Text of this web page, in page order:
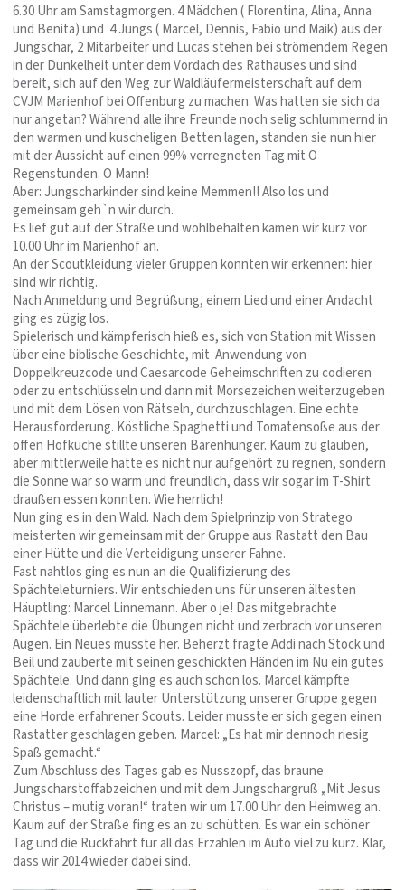
6.30 Uhr am Samstagmorgen. 4 Mädchen ( Florentina, Alina, Anna
und Benita) und 4 Jungs ( Marcel, Dennis, Fabio und Maik) aus der
Jungschar, 2 Mitarbeiter und Lucas stehen bei strömendem Regen
in der Dunkelheit unter dem Vordach des Rathauses und sind
bereit, sich auf den Weg zur Waldläufermeisterschaft auf dem
CVJM Marienhof bei Offenburg zu machen. Was hatten sie sich da
nur angetan? Während alle ihre Freunde noch selig schlummernd in
den warmen und kuscheligen Betten lagen, standen sie nun hier
mit der Aussicht auf einen 99% verregneten Tag mit O
Regenstunden. O Mann!
Aber: Jungscharkinder sind keine Memmen!! Also los und
gemeinsam geh`n wir durch.
Es lief gut auf der Straße und wohlbehalten kamen wir kurz vor
10.00 Uhr im Marienhof an.
An der Scoutkleidung vieler Gruppen konnten wir erkennen: hier
sind wir richtig.
Nach Anmeldung und Begrüßung, einem Lied und einer Andacht
ging es zügig los.
Spielerisch und kämpferisch hieß es, sich von Station mit Wissen
über eine biblische Geschichte, mit Anwendung von
Doppelkreuzcode und Caesarcode Geheimschriften zu codieren
oder zu entschlüsseln und dann mit Morsezeichen weiterzugeben
und mit dem Lösen von Rätseln, durchzuschlagen. Eine echte
Herausforderung. Köstliche Spaghetti und Tomatensoße aus der
offen Hofküche stillte unseren Bärenhunger. Kaum zu glauben,
aber mittlerweile hatte es nicht nur aufgehört zu regnen, sondern
die Sonne war so warm und freundlich, dass wir sogar im T-Shirt
draußen essen konnten. Wie herrlich!
Nun ging es in den Wald. Nach dem Spielprinzip von Stratego
meisterten wir gemeinsam mit der Gruppe aus Rastatt den Bau
einer Hütte und die Verteidigung unserer Fahne.
Fast nahtlos ging es nun an die Qualifizierung des
Spächteleturniers. Wir entschieden uns für unseren ältesten
Häuptling: Marcel Linnemann. Aber o je! Das mitgebrachte
Spächtele überlebte die Übungen nicht und zerbrach vor unseren
Augen. Ein Neues musste her. Beherzt fragte Addi nach Stock und
Beil und zauberte mit seinen geschickten Händen im Nu ein gutes
Spächtele. Und dann ging es auch schon los. Marcel kämpfte
leidenschaftlich mit lauter Unterstützung unserer Gruppe gegen
eine Horde erfahrener Scouts. Leider musste er sich gegen einen
Rastatter geschlagen geben. Marcel: „Es hat mir dennoch riesig
Spaß gemacht.“
Zum Abschluss des Tages gab es Nusszopf, das braune
Jungscharstoffabzeichen und mit dem Jungschargruß „Mit Jesus
Christus – mutig voran!“ traten wir um 17.00 Uhr den Heimweg an.
Kaum auf der Straße fing es an zu schütten. Es war ein schöner
Tag und die Rückfahrt für all das Erzählen im Auto viel zu kurz. Klar,
dass wir 2014 wieder dabei sind.